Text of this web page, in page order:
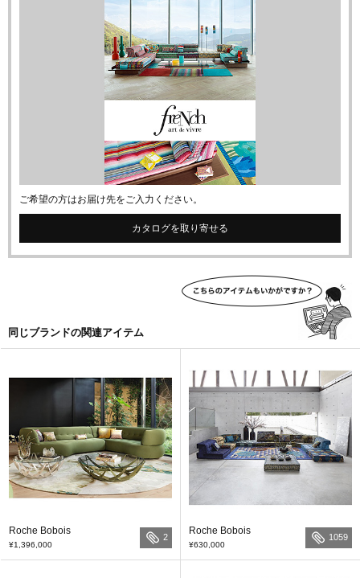
ご希望の方はお届け先をご入力ください。
カタログを取り寄せる
同じブランドの関連アイテム
Roche Bobois
¥1,396,000
2
Roche Bobois
¥630,000
1059